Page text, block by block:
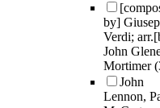
by]
Verdi;
John
Mortimer
John
Lennon,